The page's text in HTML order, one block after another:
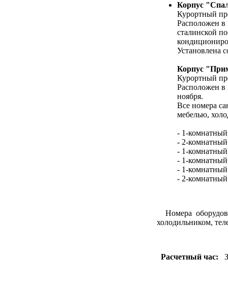
Корпус
Курортный
Расположен в
сталинской
Установлена
Корпус
Курортный
Расположен в
ноября.
Все номера
мебелью,
- 1-
- 2-
- 1-
- 1-
- 1-
- 2-
Номера
холодильником,
Расчетный час: